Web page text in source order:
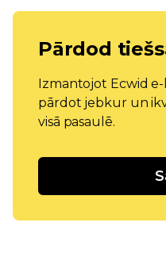
Pārdod
Izmantojot Ecwid
pārdot jebkur un
visā pasaulē.